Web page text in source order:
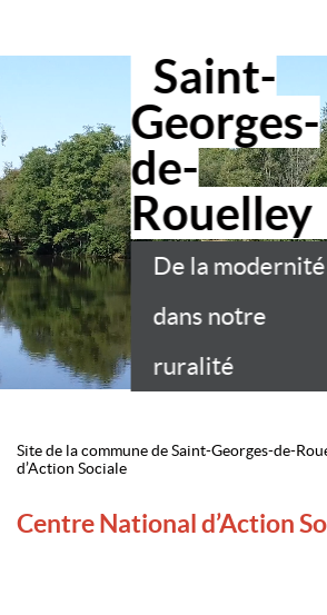
Saint-
Georges-
de-
Rouelley
De la modernité
dans notre
ruralité
Site de la commune de Saint-Georges-de-
d’Action Sociale
Centre National d’Action